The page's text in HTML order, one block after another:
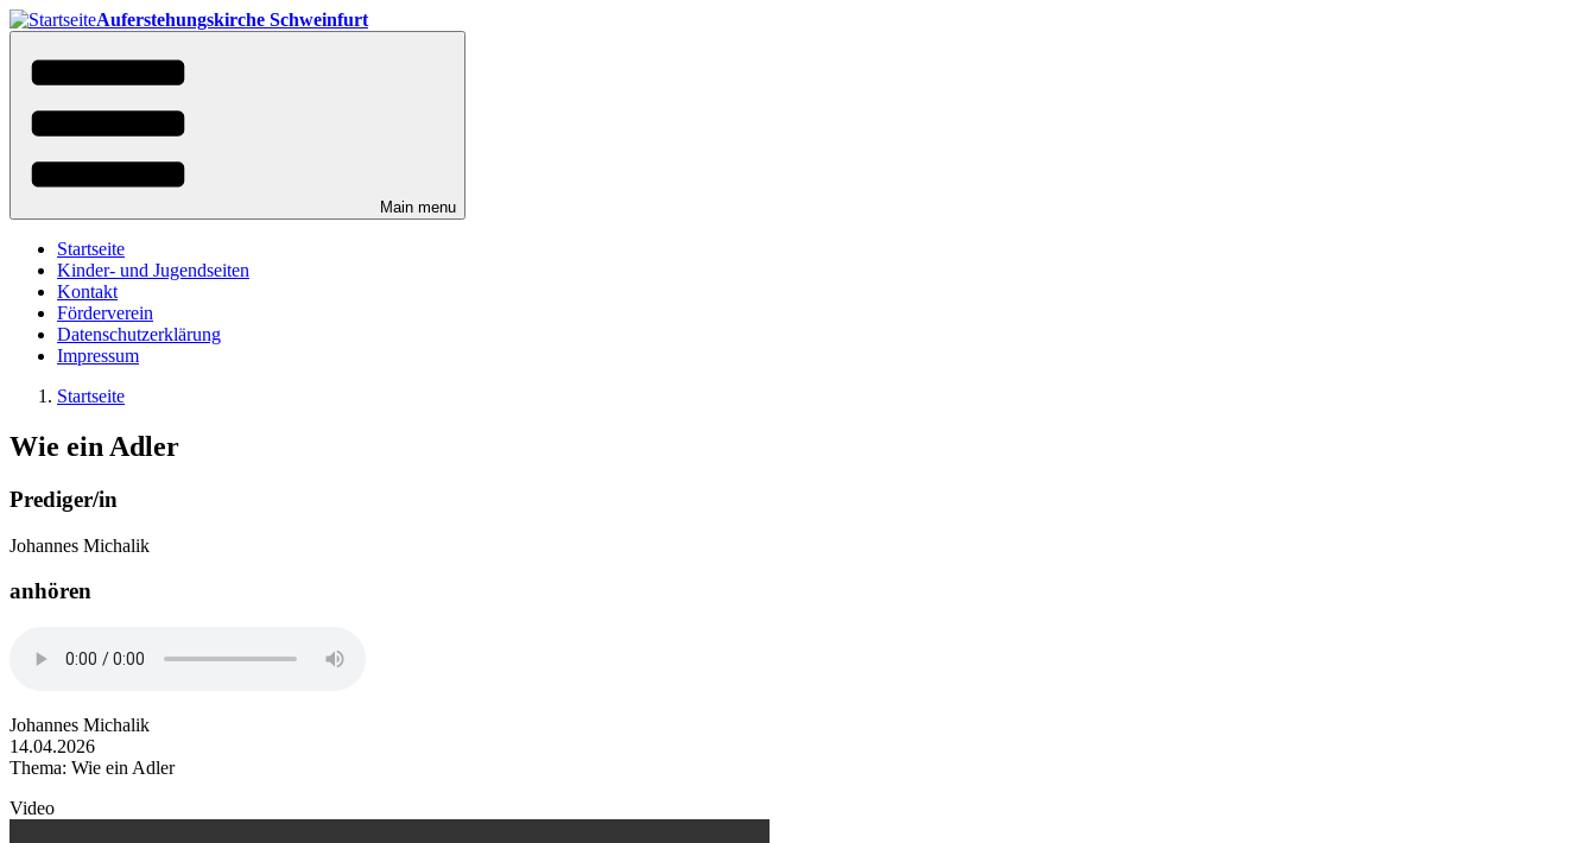
Direkt
zum
Inhalt
Auferstehungskirche Schweinfurt
Main menu
Startseite
Kinder- und Jugendseiten
Kontakt
Förderverein
Datenschutzerklärung
Impressum
are
Startseite
Wie ein Adler
Prediger/in
Johannes Michalik
anhören
Johannes Michalik
14.04.2026
Thema: Wie ein Adler
Video